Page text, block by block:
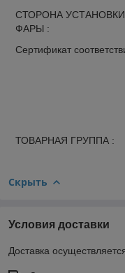
СТОРОНА УСТАНОВКИ
ФАРЫ :
Сертификат
ТОВАРНАЯ ГРУППА :
Скрыть
Условия доставки
Доставка